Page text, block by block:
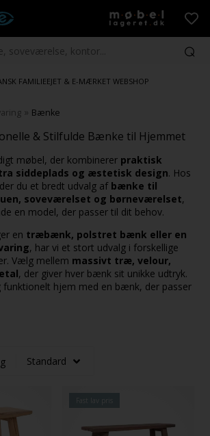
FAMILIEEJET & E-MÆRKET WEBSHOP
» Bænke
& Stilfulde Bænke til Hjemmet
møbel, der kombinerer praktisk
siddeplads og æstetisk design. Hos
du et bredt udvalg af bænke til
soveværelset og børneværelset,
en model, der passer til dit behov.
en træbænk, polstret bænk eller en
, har vi et stort udvalg i forskellige
Vælg mellem massivt træ, velour,
, der giver hver bænk sit unikke udtryk.
funktionelt hjem med en bænk, der passer